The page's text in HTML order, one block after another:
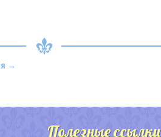
→
Полезные ссылки